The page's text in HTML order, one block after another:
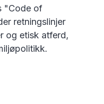
"Code of
retningslinjer
og etisk atferd,